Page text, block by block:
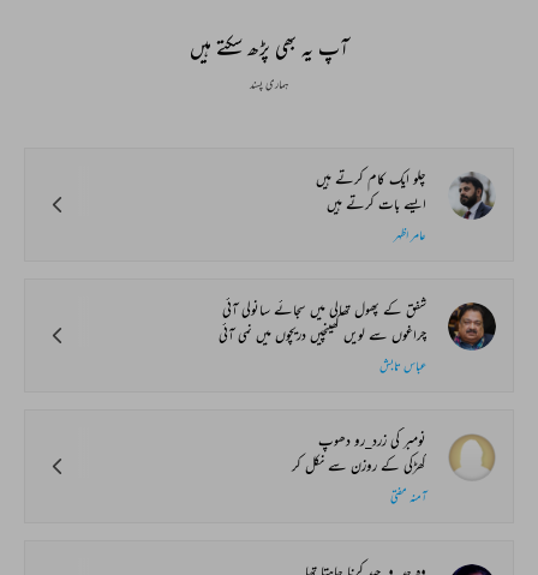
آپ یہ بھی پڑھ سکتے ہیں
ہماری پسند
چلو ایک کام کرتے ہیں
ایسے بات کرتے ہیں
عامر اظہر
شفق کے پھول تھالی میں سجائے سانولی آئی
چراغوں سے لویں کھینچیں دریچوں میں نمی آئی
عباس تابش
نومبر کی زرد_رو دھوپ
کھڑکی کے روزن سے نکل کر
آمنہ مفتی
وہ جد_و_جہد کرنا چاہتا تھا